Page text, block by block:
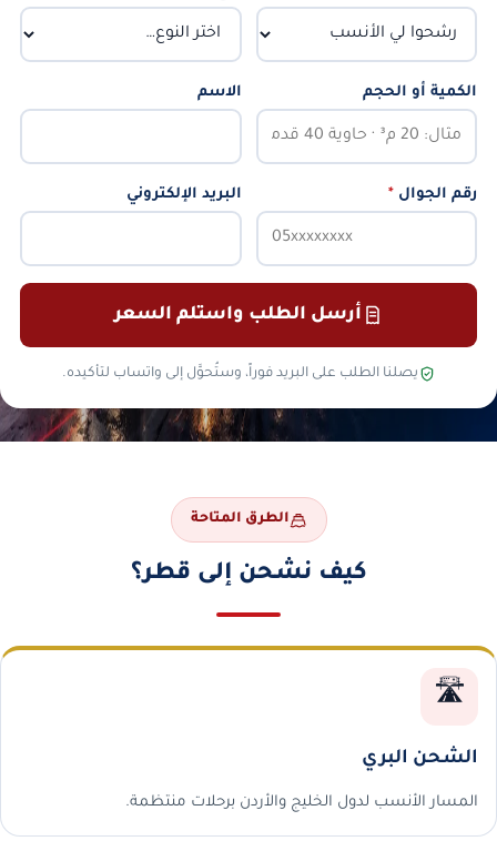
الكمية أو الحجم الاسم
رقم الجوال * البريد الإلكتروني
أرسل الطلب واستلم السعر
يصلنا الطلب على البريد فوراً، وستُحوَّل إلى واتساب لتأكيده.
الطرق المتاحة
كيف نشحن إلى قطر؟
🛣️
الشحن البري
المسار الأنسب لدول الخليج والأردن برحلات منتظمة.